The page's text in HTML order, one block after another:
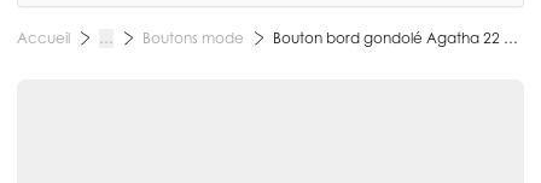
Accueil … Boutons mode Bouton bord gondolé Agatha 22 mm - Gris